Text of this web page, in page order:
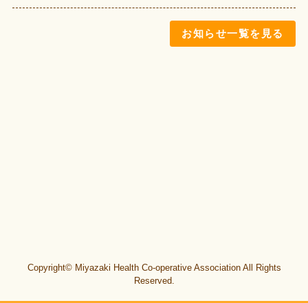
お知らせ一覧を見る
Copyright© Miyazaki Health Co-operative Association All Rights
Reserved.